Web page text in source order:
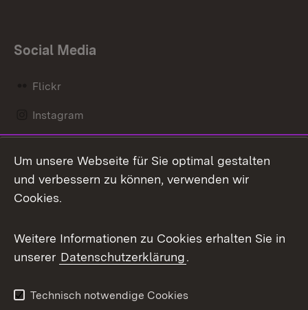
Social Media
Flickr
Instagram
Mastodon
Messenger
Social Wall
X / Twitter
Youtube
Um unsere Webseite für Sie optimal gestalten
und verbessern zu können, verwenden wir
Cookies.
Weitere Informationen zu Cookies erhalten Sie in
unserer Datenschutzerklärung.
Technisch notwendige Cookies